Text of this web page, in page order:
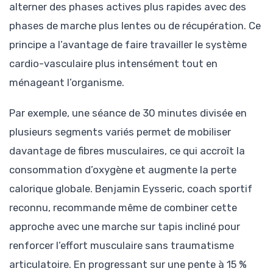
alterner des phases actives plus rapides avec des
phases de marche plus lentes ou de récupération. Ce
principe a l’avantage de faire travailler le système
cardio-vasculaire plus intensément tout en
ménageant l’organisme.
Par exemple, une séance de 30 minutes divisée en
plusieurs segments variés permet de mobiliser
davantage de fibres musculaires, ce qui accroît la
consommation d’oxygène et augmente la perte
calorique globale. Benjamin Eysseric, coach sportif
reconnu, recommande même de combiner cette
approche avec une marche sur tapis incliné pour
renforcer l’effort musculaire sans traumatisme
articulatoire. En progressant sur une pente à 15 %